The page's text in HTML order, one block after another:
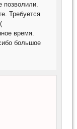
позволили.
Требуется
время.
большое